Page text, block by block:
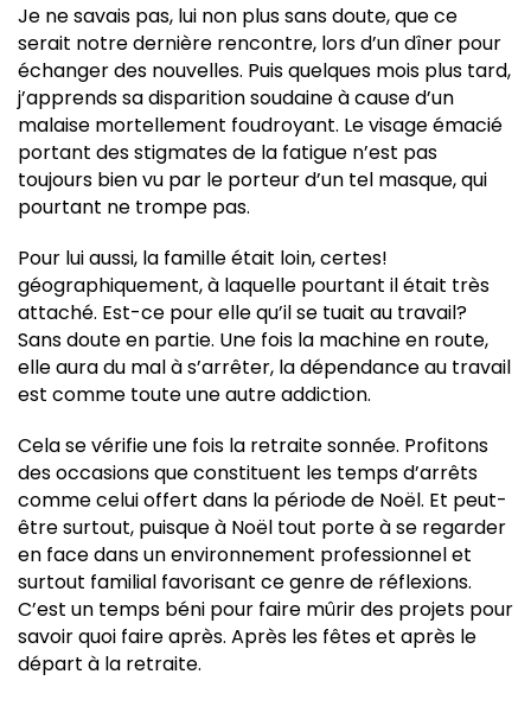
Je ne savais pas, lui non plus sans doute, que ce
serait notre dernière rencontre, lors d’un dîner pour
échanger des nouvelles. Puis quelques mois plus tard,
j’apprends sa disparition soudaine à cause d’un
malaise mortellement foudroyant. Le visage émacié
portant des stigmates de la fatigue n’est pas
toujours bien vu par le porteur d’un tel masque, qui
pourtant ne trompe pas.
Pour lui aussi, la famille était loin, certes!
géographiquement, à laquelle pourtant il était très
attaché. Est-ce pour elle qu’il se tuait au travail?
Sans doute en partie. Une fois la machine en route,
elle aura du mal à s’arrêter, la dépendance au travail
est comme toute une autre addiction.
Cela se vérifie une fois la retraite sonnée. Profitons
des occasions que constituent les temps d’arrêts
comme celui offert dans la période de Noël. Et peut-
être surtout, puisque à Noël tout porte à se regarder
en face dans un environnement professionnel et
surtout familial favorisant ce genre de réflexions.
C’est un temps béni pour faire mûrir des projets pour
savoir quoi faire après. Après les fêtes et après le
départ à la retraite.